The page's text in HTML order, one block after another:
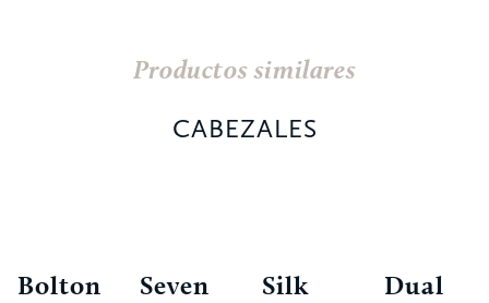
Productos similares
CABEZALES
Bolton Seven Silk Dual